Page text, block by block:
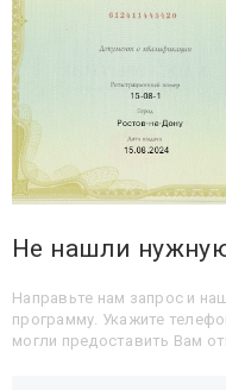
Не нашли
Направьте нам запрос и
программу. Укажите
могли предоставить Вам